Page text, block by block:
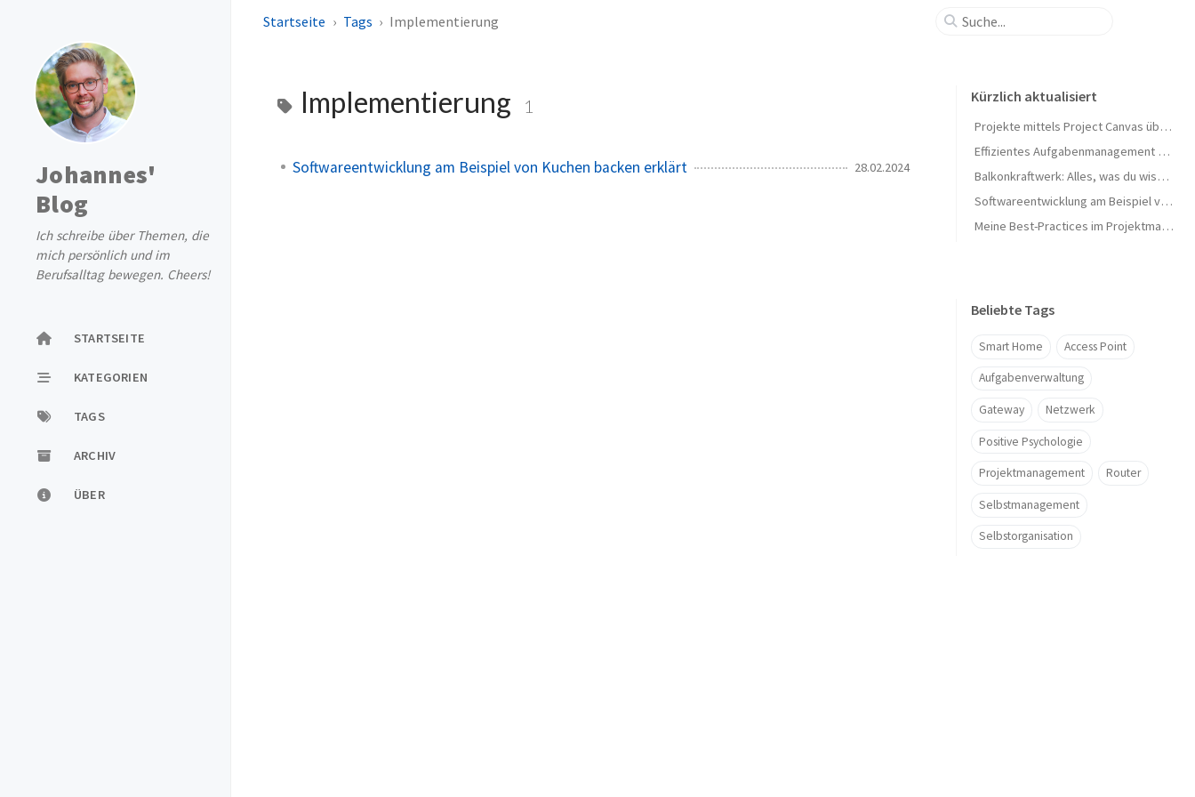
Johannes'
Blog
Ich schreibe über Themen, die
mich persönlich und im
Berufsalltag bewegen. Cheers!
STARTSEITE
KATEGORIEN
TAGS
ARCHIV
ÜBER
Startseite Tags Implementierung
Implementierung 1
Softwareentwicklung am Beispiel von Kuchen backen erklärt 28.02.2024
Kürzlich aktualisiert
Projekte mittels Project Canvas übersichtlich darstellen
Effizientes Aufgabenmanagement mit Outlook Aufgaben
Balkonkraftwerk: Alles, was du wissen musst
Softwareentwicklung am Beispiel von Kuchen backen erklärt
Meine Best-Practices im Projektmanagement
Beliebte Tags
Smart Home Access Point
Aufgabenverwaltung
Gateway Netzwerk
Positive Psychologie
Projektmanagement Router
Selbstmanagement
Selbstorganisation